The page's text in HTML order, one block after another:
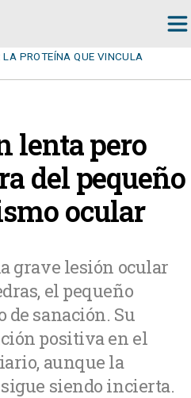
PROTEÍNA QUE VINCULA
lenta pero
del pequeño
ocular
grave lesión ocular
el pequeño
de sanación. Su
positiva en el
aunque la
siendo incierta.